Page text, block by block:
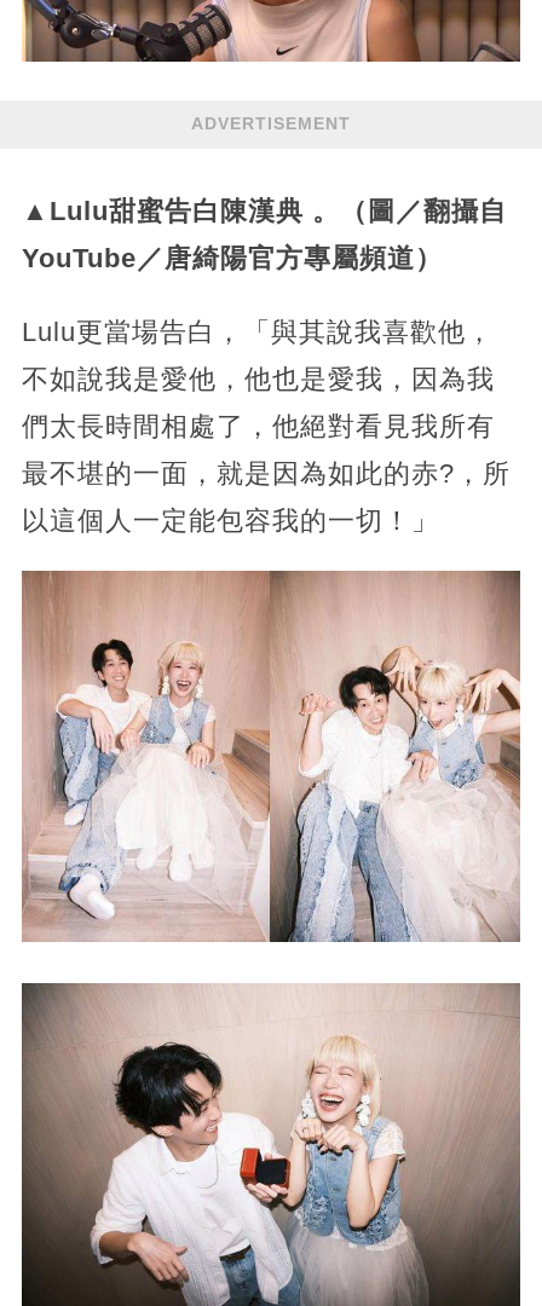
ADVERTISEMENT
▲Lulu甜蜜告白陳漢典 。（圖／翻攝自
YouTube／唐綺陽官方專屬頻道）
Lulu更當場告白，「與其說我喜歡他，
不如說我是愛他，他也是愛我，因為我
們太長時間相處了，他絕對看見我所有
最不堪的一面，就是因為如此的赤?，所
以這個人一定能包容我的一切！」